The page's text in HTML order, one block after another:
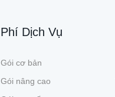
Phí Dịch Vụ
Gói cơ bản
Gói nâng cao